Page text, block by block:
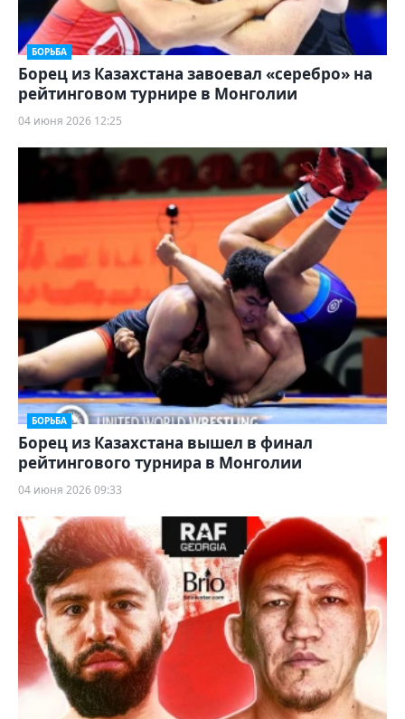
БОРЬБА
Борец из Казахстана завоевал «серебро» на
рейтинговом турнире в Монголии
04 июня 2026 12:25
БОРЬБА
Борец из Казахстана вышел в финал
рейтингового турнира в Монголии
04 июня 2026 09:33